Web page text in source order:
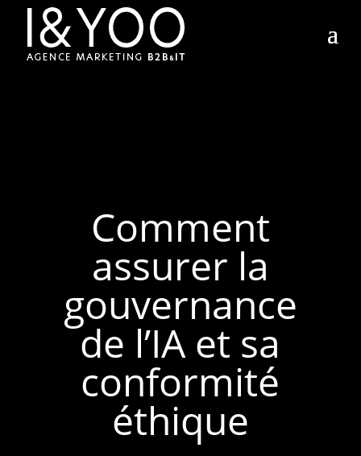
Comment
assurer la
gouvernance
de l’IA et sa
conformité
éthique